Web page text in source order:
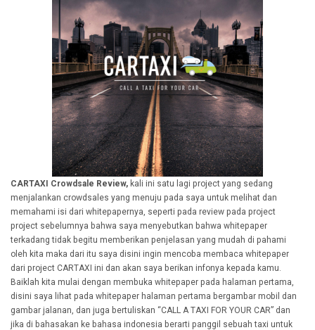
CARTAXI Crowdsale Review, kali ini satu lagi project yang sedang
menjalankan crowdsales yang menuju pada saya untuk melihat dan
memahami isi dari whitepapernya, seperti pada review pada project
project sebelumnya bahwa saya menyebutkan bahwa whitepaper
terkadang tidak begitu memberikan penjelasan yang mudah di pahami
oleh kita maka dari itu saya disini ingin mencoba membaca whitepaper
dari project CARTAXI ini dan akan saya berikan infonya kepada kamu.
Baiklah kita mulai dengan membuka whitepaper pada halaman pertama,
disini saya lihat pada whitepaper halaman pertama bergambar mobil dan
gambar jalanan, dan juga bertuliskan “CALL A TAXI FOR YOUR CAR” dan
jika di bahasakan ke bahasa indonesia berarti panggil sebuah taxi untuk